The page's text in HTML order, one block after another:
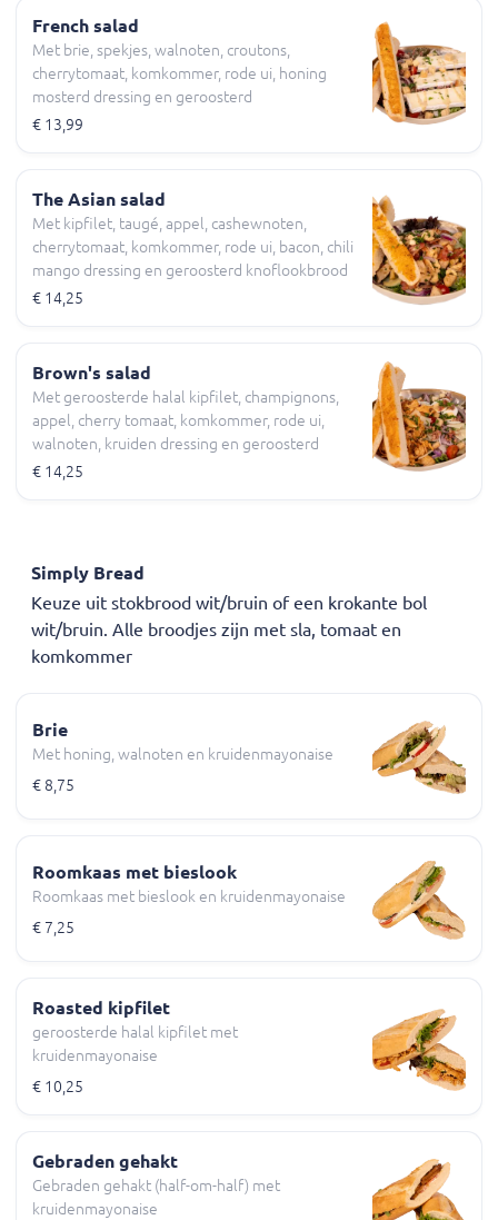
French salad
Met brie, spekjes, walnoten, croutons,
cherrytomaat, komkommer, rode ui, honing
mosterd dressing en geroosterd
knoflookbrood
€ 13,99
The Asian salad
Met kipfilet, taugé, appel, cashewnoten,
cherrytomaat, komkommer, rode ui, bacon, chili
mango dressing en geroosterd knoflookbrood
€ 14,25
Brown's salad
Met geroosterde halal kipfilet, champignons,
appel, cherry tomaat, komkommer, rode ui,
walnoten, kruiden dressing en geroosterd
knoflookbrood
€ 14,25
Simply Bread
Keuze uit stokbrood wit/bruin of een krokante bol
wit/bruin. Alle broodjes zijn met sla, tomaat en
komkommer
Brie
Met honing, walnoten en kruidenmayonaise
€ 8,75
Roomkaas met bieslook
Roomkaas met bieslook en kruidenmayonaise
€ 7,25
Roasted kipfilet
geroosterde halal kipfilet met
kruidenmayonaise
€ 10,25
Gebraden gehakt
Gebraden gehakt (half-om-half) met
kruidenmayonaise